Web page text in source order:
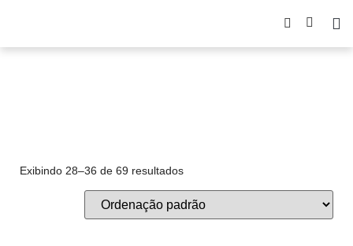
Exibindo 28–36 de 69 resultados